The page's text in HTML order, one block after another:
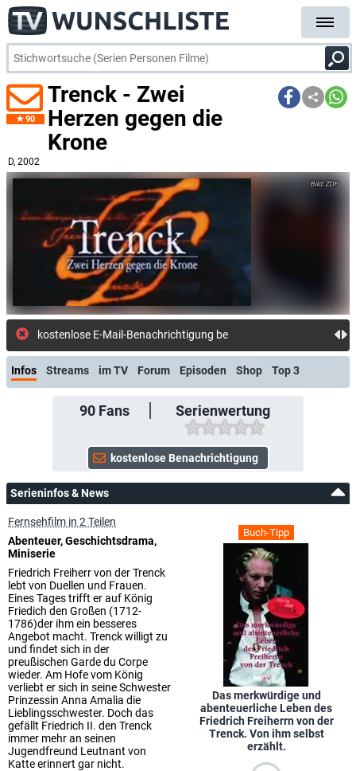
90
Trenck - Zwei
Herzen gegen die
Krone
D, 2002
ZDF
Infos Streams im TV Forum Episoden Shop Top 3
90Fans Serienwertung
Serieninfos & News
Buch-Tipp
Das merkwürdige und
abenteuerliche Leben des
Friedrich Freiherrn von der
Trenck. Von ihm selbst
erzählt.
Fernsehfilm in 2 Teilen
Abenteuer, Geschichtsdrama,
Miniserie
Friedrich Freiherr von der Trenck
lebt von Duellen und Frauen.
Eines Tages trifft er auf König
Friedich den Großen (1712-
1786)der ihm ein besseres
Angebot macht. Trenck willigt zu
und findet sich in der
preußischen Garde du Corpe
wieder. Am Hofe vom König
verliebt er sich in seine Schwester
Prinzessin Anna Amalia die
Lieblingsschwester. Doch das
gefällt Friedrich II. den Trenck
immer mehr an seinen
Jugendfreund Leutnant von
Katte erinnert gar nicht.